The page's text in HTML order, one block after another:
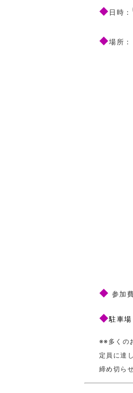
◆日時：
◆場所：
◆ 参加
◆駐車場
※※多くの
定員に達
締め切ら